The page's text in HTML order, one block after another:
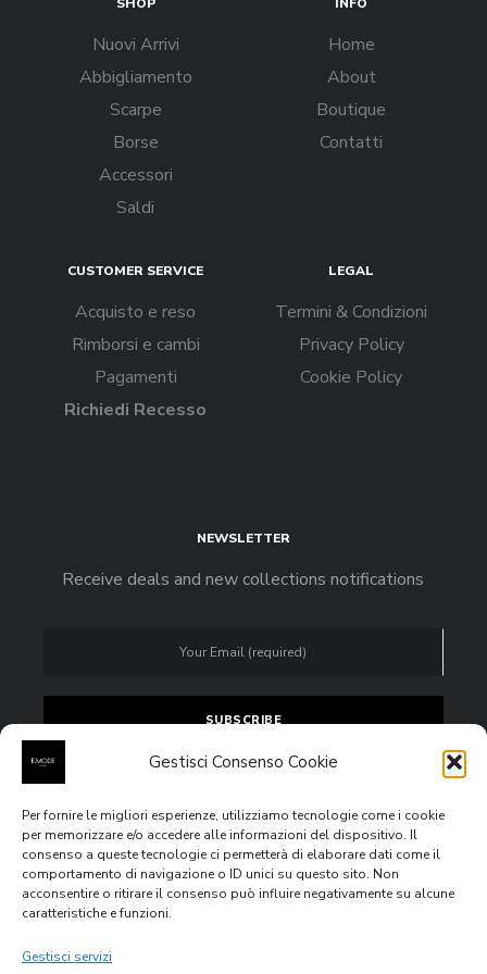
Gestisci Consenso Cookie
Per fornire le migliori esperienze, utilizziamo tecnologie come i cookie
per memorizzare e/o accedere alle informazioni del dispositivo. Il
consenso a queste tecnologie ci permetterà di elaborare dati come il
comportamento di navigazione o ID unici su questo sito. Non
acconsentire o ritirare il consenso può influire negativamente su alcune
caratteristiche e funzioni.
Gestisci servizi
Nuovi Arrivi
Abbigliamento
Scarpe
Borse
Accessori
Saldi
Home
About
Boutique
Contatti
CUSTOMER SERVICE
Acquisto e reso
Rimborsi e cambi
Pagamenti
Richiedi Recesso
LEGAL
Termini & Condizioni
Privacy Policy
Cookie Policy
NEWSLETTER
Receive deals and new collections notifications
Acceptprivacy policy
All rights reserved © 2020
Giulia n.4, 63074, San Benedetto del Tronto (AP) – P.IVA